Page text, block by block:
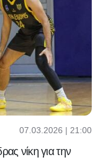
07.03.2026 | 21:00
νίκη για την